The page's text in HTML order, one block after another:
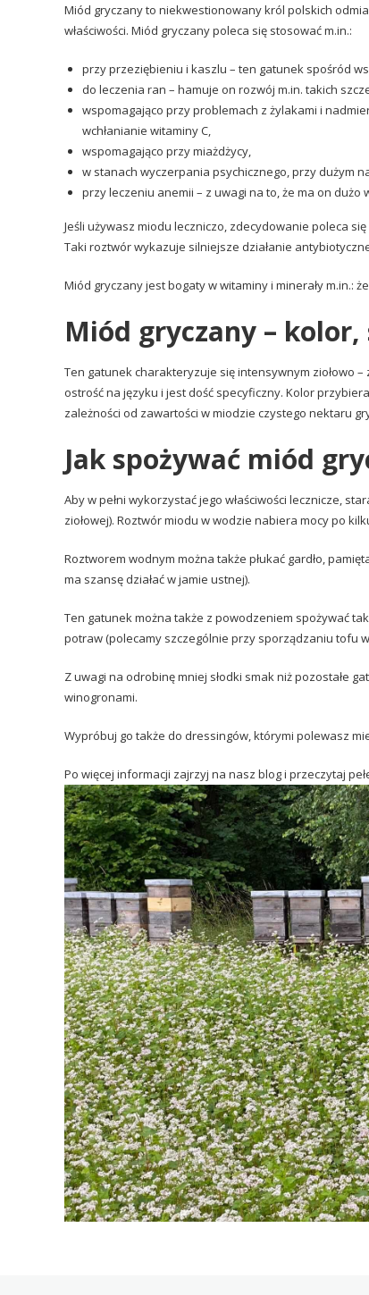
Miód gryczany to niekwestionowany król polskich
właściwości. Miód gryczany poleca się stosować m.in.:
przy przeziębieniu i kaszlu – ten gatunek spośród
do leczenia ran – hamuje on rozwój m.in. takich
wspomagająco przy problemach z żylakami i
wchłanianie witaminy C,
wspomagająco przy miażdżycy,
w stanach wyczerpania psychicznego, przy dużym
przy leczeniu anemii – z uwagi na to, że ma on dużo
Jeśli używasz miodu leczniczo, zdecydowanie poleca
Taki roztwór wykazuje silniejsze działanie
Miód gryczany jest bogaty w witaminy i minerały m.in.:
Miód gryczany – kolor,
Ten gatunek charakteryzuje się intensywnym ziołowo
ostrość na języku i jest dość specyficzny. Kolor
zależności od zawartości w miodzie czystego nektaru
Jak spożywać miód
Aby w pełni wykorzystać jego właściwości lecznicze,
ziołowej). Roztwór miodu w wodzie nabiera mocy po
Roztworem wodnym można także płukać gardło,
ma szansę działać w jamie ustnej).
Ten gatunek można także z powodzeniem spożywać
potraw (polecamy szczególnie przy sporządzaniu tofu
Z uwagi na odrobinę mniej słodki smak niż pozostałe
winogronami.
Wypróbuj go także do dressingów, którymi polewasz
Po więcej informacji zajrzyj na nasz blog i przeczytaj